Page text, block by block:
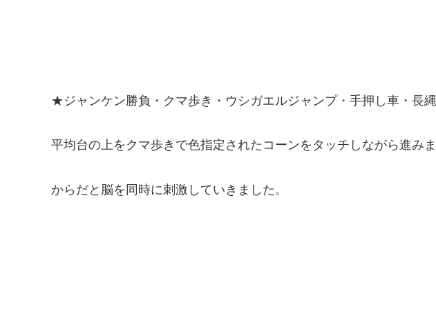
★ジャンケン勝負・クマ歩き・ウシガエルジャンプ・手押し車・長
平均台の上をクマ歩きで色指定されたコーンをタッチしながら進みま
からだと脳を同時に刺激していきました。